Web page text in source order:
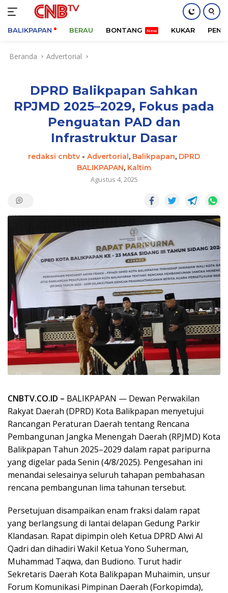
BALIKPAPAN BERAU BONTANG KUKAR
Beranda Advertorial
DPRD Balikpapan Sahkan
RPJMD 2025–2029, Fokus pada
Penguatan PAD dan
Infrastruktur Dasar
redaksi cnbtv - Advertorial, Balikpapan, DPRD
BALIKPAPAN, Kaltim
Agustus 4, 2025
CNBTV.CO.ID – BALIKPAPAN — Dewan Perwakilan
Rakyat Daerah (DPRD) Kota Balikpapan menyetujui
Rancangan Peraturan Daerah tentang Rencana
Pembangunan Jangka Menengah Daerah (RPJMD) Kota
Balikpapan Tahun 2025–2029 dalam rapat paripurna
yang digelar pada Senin (4/8/2025). Pengesahan ini
menandai selesainya seluruh tahapan pembahasan
rencana pembangunan lima tahunan tersebut.
Persetujuan disampaikan enam fraksi dalam rapat
yang berlangsung di lantai delapan Gedung Parkir
Klandasan. Rapat dipimpin oleh Ketua DPRD Alwi Al
Qadri dan dihadiri Wakil Ketua Yono Suherman,
Muhammad Taqwa, dan Budiono. Turut hadir
Sekretaris Daerah Kota Balikpapan Muhaimin, unsur
Forum Komunikasi Pimpinan Daerah (Forkopimda),